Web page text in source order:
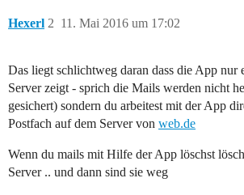
Hexerl 11. Mai 2016 um 17:02
2
Das liegt schlichtweg daran dass die App nur
Server zeigt - sprich die Mails werden nicht
gesichert) sondern du arbeitest mit der App
Postfach auf dem Server von web.de
Wenn du mails mit Hilfe der App löschst
Server .. und dann sind sie weg